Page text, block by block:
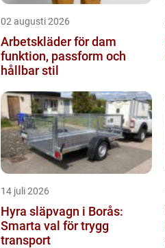
02 augusti 2026
Arbetskläder för dam
funktion, passform och
hållbar stil
14 juli 2026
Hyra släpvagn i Borås:
Smarta val för trygg
transport